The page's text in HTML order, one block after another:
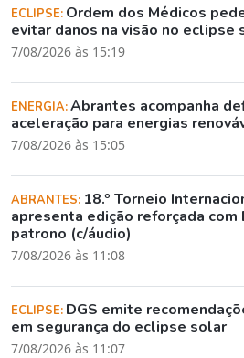
ECLIPSE: Ordem dos Médicos
evitar danos na visão no eclipse
7/08/2026 às 15:19
ENERGIA:Abrantes acompanha
aceleração para energias
7/08/2026 às 15:05
ABRANTES: 18.º Torneio
apresenta edição reforçada
patrono (c/áudio)
7/08/2026 às 11:08
ECLIPSE: DGS emite
em segurança do eclipse solar
7/08/2026 às 11:07